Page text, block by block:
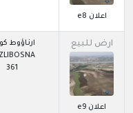
اعلان e8
ارض للبيع
اعلان e9
ارناؤوط
361